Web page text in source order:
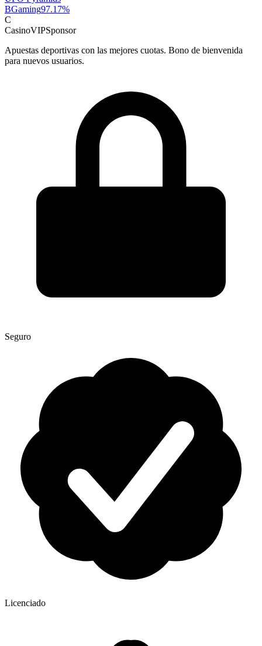
BGaming97.17%
C
CasinoVIPSponsor
Apuestas deportivas con las mejores cuotas. Bono de bienvenida
para nuevos usuarios.
Seguro
Licenciado